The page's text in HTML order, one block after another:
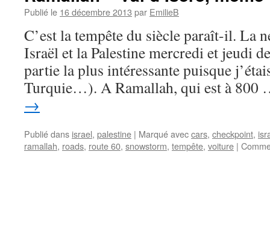
Publié le 16 décembre 2013 par EmilieB
C’est la tempête du siècle paraît-il. La
Israël et la Palestine mercredi et jeudi
partie la plus intéressante puisque
Turquie…). A Ramallah, qui est à
→
Publié dans israel, palestine | Marqué aveccars, checkpoint,
ramallah, roads, route 60, snowstorm, tempête, voiture |